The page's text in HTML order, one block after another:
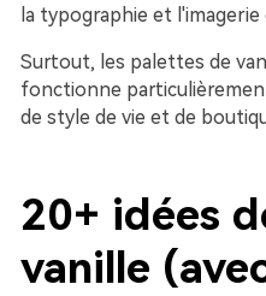
la typographie et l'imagerie
Surtout, les palettes de
fonctionne
de style de vie et de
20+ idées
vanille